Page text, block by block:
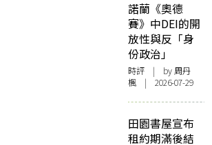
諾蘭《奧德
賽》中DEI的開
放性與反「身
份政治」
時評 | by周丹
楓 | 2026-07-29
田園書屋宣布
租約期滿後結